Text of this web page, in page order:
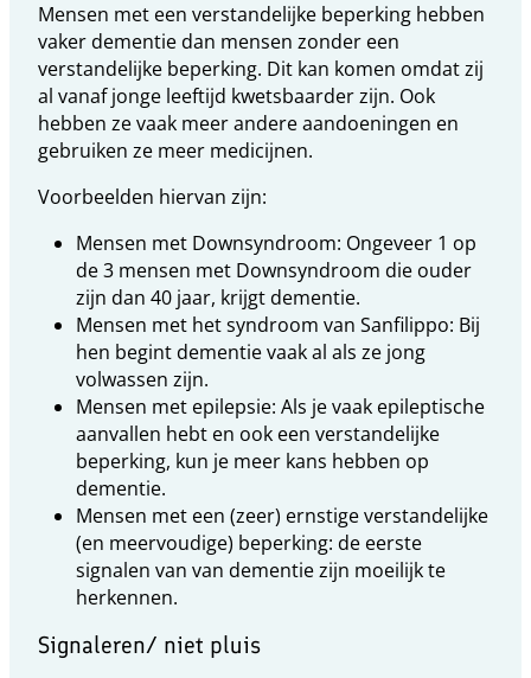
Mensen met een verstandelijke beperking hebben
vaker dementie dan mensen zonder een
verstandelijke beperking. Dit kan komen omdat zij
al vanaf jonge leeftijd kwetsbaarder zijn. Ook
hebben ze vaak meer andere aandoeningen en
gebruiken ze meer medicijnen.
Voorbeelden hiervan zijn:
Mensen met Downsyndroom: Ongeveer 1 op
de 3 mensen met Downsyndroom die ouder
zijn dan 40 jaar, krijgt dementie.
Mensen met het syndroom van Sanfilippo: Bij
hen begint dementie vaak al als ze jong
volwassen zijn.
Mensen met epilepsie: Als je vaak epileptische
aanvallen hebt en ook een verstandelijke
beperking, kun je meer kans hebben op
dementie.
Mensen met een (zeer) ernstige verstandelijke
(en meervoudige) beperking: de eerste
signalen van van dementie zijn moeilijk te
herkennen.
Signaleren/ niet pluis